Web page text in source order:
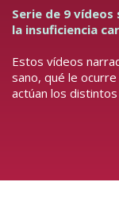
Serie de 9
la insuficiencia
Estos vídeos
sano, qué le
actúan los